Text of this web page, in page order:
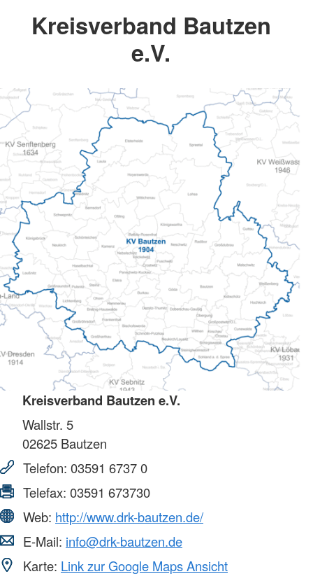
Kreisverband Bautzen
e.V.
Kreisverband Bautzen e.V.
Wallstr. 5
02625 Bautzen
Telefon: 03591 6737 0
Telefax: 03591 673730
Web: http://www.drk-bautzen.de/
E-Mail: info@drk-bautzen.de
Karte: Link zur Google Maps Ansicht